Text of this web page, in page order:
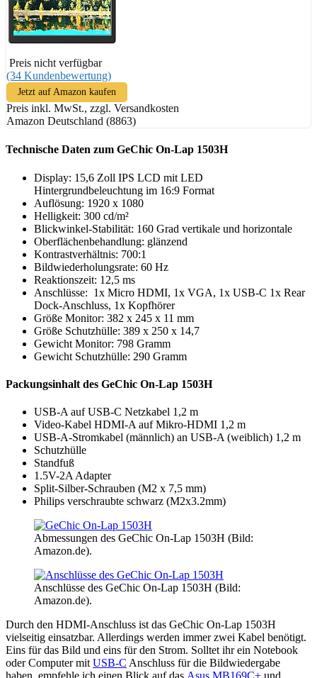
Preis nicht verfügbar
(34 Kundenbewertung)
Jetzt auf Amazon kaufen
Preis inkl. MwSt., zzgl. Versandkosten
Amazon Deutschland (8863)
Technische Daten zum GeChic On-Lap 1503H
Display: 15,6 Zoll IPS LCD mit LED
Hintergrundbeleuchtung im 16:9 Format
Auflösung: 1920 x 1080
Helligkeit: 300 cd/m²
Blickwinkel-Stabilität: 160 Grad vertikale und horizontale
Oberflächenbehandlung: glänzend
Kontrastverhältnis: 700:1
Bildwiederholungsrate: 60 Hz
Reaktionszeit: 12,5 ms
Anschlüsse: 1x Micro HDMI, 1x VGA, 1x USB-C 1x Rear
Dock-Anschluss, 1x Kopfhörer
Größe Monitor: 382 x 245 x 11 mm
Größe Schutzhülle: 389 x 250 x 14,7
Gewicht Monitor: 798 Gramm
Gewicht Schutzhülle: 290 Gramm
Packungsinhalt des GeChic On-Lap 1503H
USB-A auf USB-C Netzkabel 1,2 m
Video-Kabel HDMI-A auf Mikro-HDMI 1,2 m
USB-A-Stromkabel (männlich) an USB-A (weiblich) 1,2 m
Schutzhülle
Standfuß
1.5V-2A Adapter
Split-Silber-Schrauben (M2 x 7,5 mm)
Philips verschraubte schwarz (M2x3.2mm)
Abmessungen des GeChic On-Lap 1503H (Bild:
Amazon.de).
Anschlüsse des GeChic On-Lap 1503H (Bild:
Amazon.de).
Durch den HDMI-Anschluss ist das GeChic On-Lap 1503H
vielseitig einsatzbar. Allerdings werden immer zwei Kabel benötigt.
Eins für das Bild und eins für den Strom. Solltet ihr ein Notebook
oder Computer mit USB-C Anschluss für die Bildwiedergabe